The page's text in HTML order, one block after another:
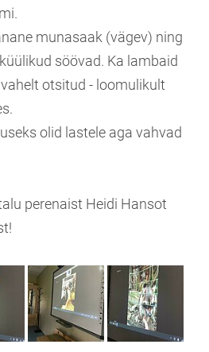
munasaak (vägev) ning
söövad. Ka lambaid
otsitud - loomulikult
olid lastele aga vahvad
perenaist Heidi Hansot